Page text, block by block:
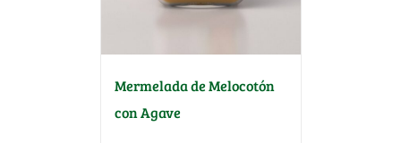
Mermelada de Melocotón
con Agave